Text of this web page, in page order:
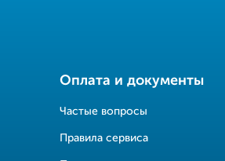
Оплата и документы
Частые вопросы
Правила сервиса